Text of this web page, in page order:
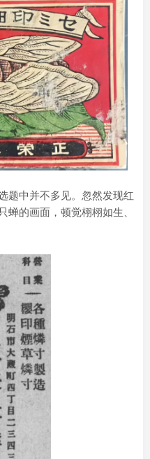
题中并不多见。忽然发现红
蝉的画面，顿觉栩栩如生、